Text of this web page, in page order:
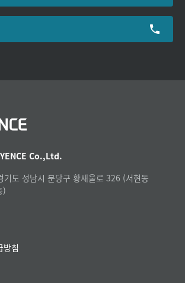
Co.,Ltd.
도 성남시 분당구 황새울로 326 (서현동
)
방침